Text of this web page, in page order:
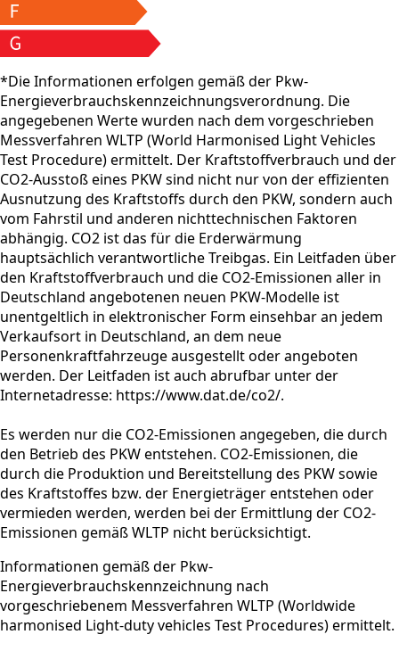
*Die Informationen erfolgen gemäß der Pkw-
Energieverbrauchskennzeichnungsverordnung. Die
angegebenen Werte wurden nach dem vorgeschrieben
Messverfahren WLTP (World Harmonised Light Vehicles
Test Procedure) ermittelt. Der Kraftstoffverbrauch und der
CO2-Ausstoß eines PKW sind nicht nur von der effizienten
Ausnutzung des Kraftstoffs durch den PKW, sondern auch
vom Fahrstil und anderen nichttechnischen Faktoren
abhängig. CO2 ist das für die Erderwärmung
hauptsächlich verantwortliche Treibgas. Ein Leitfaden über
den Kraftstoffverbrauch und die CO2-Emissionen aller in
Deutschland angebotenen neuen PKW-Modelle ist
unentgeltlich in elektronischer Form einsehbar an jedem
Verkaufsort in Deutschland, an dem neue
Personenkraftfahrzeuge ausgestellt oder angeboten
werden. Der Leitfaden ist auch abrufbar unter der
Internetadresse: https://www.dat.de/co2/.
Es werden nur die CO2-Emissionen angegeben, die durch
den Betrieb des PKW entstehen. CO2-Emissionen, die
durch die Produktion und Bereitstellung des PKW sowie
des Kraftstoffes bzw. der Energieträger entstehen oder
vermieden werden, werden bei der Ermittlung der CO2-
Emissionen gemäß WLTP nicht berücksichtigt.
Informationen gemäß der Pkw-
Energieverbrauchskennzeichnung nach
vorgeschriebenem Messverfahren WLTP (Worldwide
harmonised Light-duty vehicles Test Procedures) ermittelt.